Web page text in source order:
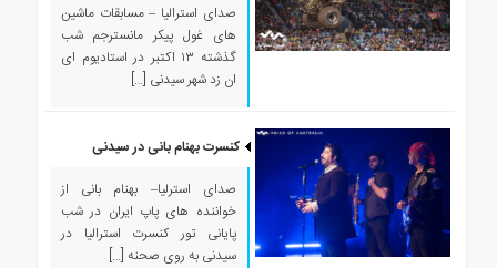
صدای استرالیا – مسابقات ماشین
های غول پیکر مانسترجم شب
گذشته ۱۳ اکتبر در استادیوم ای
ان زد شهر سیدنی […]
کنسرت بهنام بانی در سیدنی
صدای استرلیا– بهنام بانی از
خواننده های پاپ ایران در شب
پایانی تور کنسرت استرالیا در
سیدنی به روی صحنه […]